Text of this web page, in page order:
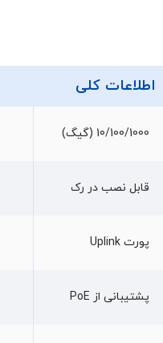
اطلاعات کلی
10/100/1000 (گیگ)
قابل نصب در رک
پورت Uplink
پشتیبانی از PoE